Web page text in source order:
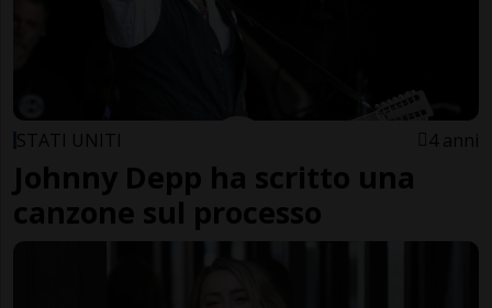
STATI UNITI 4 anni
Johnny Depp ha scritto una
canzone sul processo